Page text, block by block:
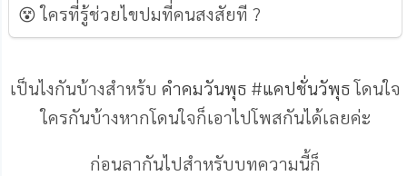
😵 ใครที่รู้ช่วยไขปมที่คนสงสัยที ?
เป็นไงกันบ้างสำหร้บ คำคมวันพุธ #แคปชั่นวัพุธโดนใจ
ใครกันบ้างหากโดนใจก็เอาไปโพสกันได้เลยค่ะ
ก่อนลากันไปสำหรับบทความนี้ก็